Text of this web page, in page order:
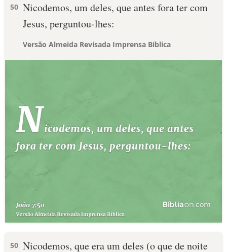
50 Nicodemos, um deles, que antes fora ter com
Jesus, perguntou-lhes:
Versão Almeida Revisada Imprensa Bíblica
50 Nicodemos, que era um deles (o que de noite